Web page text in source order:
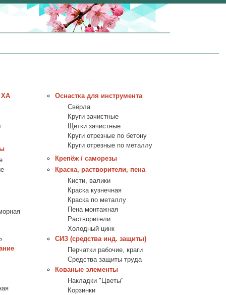
ХА
Оснастка для инструмента
Свёрла
Круги зачистные
Щетки зачистные
Круги отрезные по бетону
Круги отрезные по металлу
Крепёж / саморезы
Краска, растворители, пена
Кисти, валики
Краска кузнечная
Краска по металлу
Пена монтажная
Растворители
Холодный цинк
СИЗ (средства инд. защиты)
Перчатки рабочие, краги
Средства защиты труда
Кованые элементы
Накладки "Цветы"
Корзинки